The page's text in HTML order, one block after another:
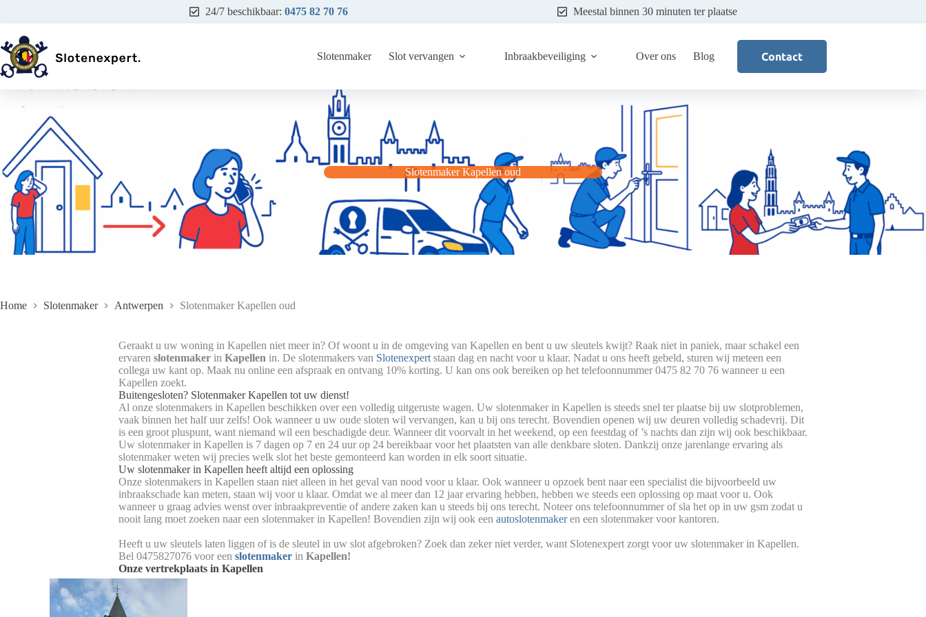
inhoud
24/7 beschikbaar: 0475 82 70 76 Meestal binnen 30 minuten ter plaatse
Slotenmaker Slot vervangen Inbraakbeveiliging Over ons Blog Contact
Slotenmaker Kapellen oud
Home Slotenmaker Antwerpen Slotenmaker Kapellen oud
Geraakt u uw woning in Kapellen niet meer in? Of woont u in de omgeving van Kapellen en bent u uw sleutels kwijt? Raak niet in paniek, maar schakel een
ervaren slotenmaker in Kapellen in. De slotenmakers van Slotenexpert staan dag en nacht voor u klaar. Nadat u ons heeft gebeld, sturen wij meteen een
collega uw kant op. Maak nu online een afspraak en ontvang 10% korting. U kan ons ook bereiken op het telefoonnummer 0475 82 70 76 wanneer u een
Kapellen zoekt.
Buitengesloten? Slotenmaker Kapellen tot uw dienst!
Al onze slotenmakers in Kapellen beschikken over een volledig uitgeruste wagen. Uw slotenmaker in Kapellen is steeds snel ter plaatse bij uw slotproblemen,
vaak binnen het half uur zelfs! Ook wanneer u uw oude sloten wil vervangen, kan u bij ons terecht. Bovendien openen wij uw deuren volledig schadevrij. Dit
is een groot pluspunt, want niemand wil een beschadigde deur. Wanneer dit voorvalt in het weekend, op een feestdag of ’s nachts dan zijn wij ook beschikbaar.
Uw slotenmaker in Kapellen is 7 dagen op 7 en 24 uur op 24 bereikbaar voor het plaatsten van alle denkbare sloten. Dankzij onze jarenlange ervaring als
slotenmaker weten wij precies welk slot het beste gemonteerd kan worden in elk soort situatie.
Uw slotenmaker in Kapellen heeft altijd een oplossing
Onze slotenmakers in Kapellen staan niet alleen in het geval van nood voor u klaar. Ook wanneer u opzoek bent naar een specialist die bijvoorbeeld uw
inbraakschade kan meten, staan wij voor u klaar. Omdat we al meer dan 12 jaar ervaring hebben, hebben we steeds een oplossing op maat voor u. Ook
wanneer u graag advies wenst over inbraakpreventie of andere zaken kan u steeds bij ons terecht. Noteer ons telefoonnummer of sla het op in uw gsm zodat u
nooit lang moet zoeken naar een slotenmaker in Kapellen! Bovendien zijn wij ook een autoslotenmakeren een slotenmaker voor kantoren.
Heeft u uw sleutels laten liggen of is de sleutel in uw slot afgebroken? Zoek dan zeker niet verder, want Slotenexpert zorgt voor uw slotenmaker in Kapellen.
Bel 0475827076 voor een slotenmaker in Kapellen!
Onze vertrekplaats in Kapellen